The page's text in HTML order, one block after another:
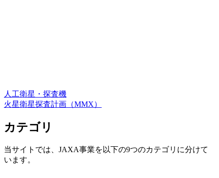
人工衛星・探査機
火星衛星探査計画（MMX）
カテゴリ
当サイトでは、JAXA事業を以下の9つのカテゴリに分けて
います。